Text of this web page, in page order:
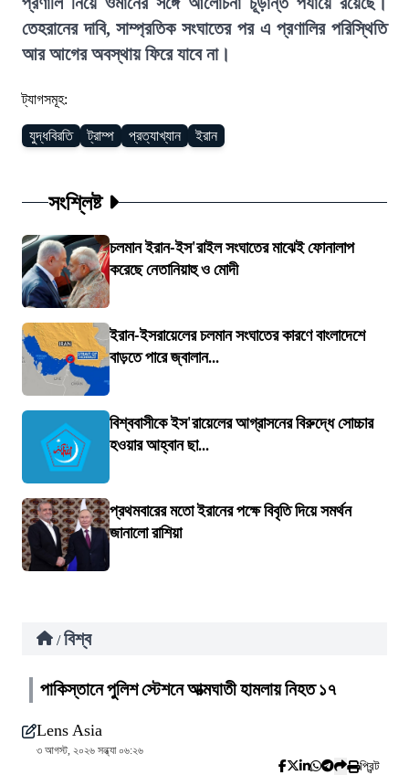
তেহরানের দাবি, সাম্প্রতিক সংঘাতের পর এ প্রণালির পরিস্থিতি
আর আগের অবস্থায় ফিরে যাবে না।
ট্যাগসমূহ:
যুদ্ধবিরতি ট্রাম্প প্রত্যাখ্যান ইরান
সংশ্লিষ্ট
চলমান ইরান-ইস'রাইল সংঘাতের মাঝেই ফোনালাপ
করেছে নেতানিয়াহু ও মোদী
ইরান-ইসরায়েলের চলমান সংঘাতের কারণে বাংলাদেশে
বাড়তে পারে জ্বালান...
বিশ্ববাসীকে ইস'রায়েলের আগ্রাসনের বিরুদ্ধে সোচ্চার
হওয়ার আহ্বান ছা...
প্রথমবারের মতো ইরানের পক্ষে বিবৃতি দিয়ে সমর্থন
জানালো রাশিয়া
/ বিশ্ব
পাকিস্তানে পুলিশ স্টেশনে আত্মঘাতী হামলায় নিহত ১৭
Lens Asia
৩ আগস্ট, ২০২৬ সন্ধ্যা ০৬:২৬
প্রিন্ট